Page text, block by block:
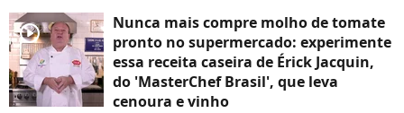
player2
Nunca mais compre molho de tomate
pronto no supermercado: experimente
essa receita caseira de Érick Jacquin,
do 'MasterChef Brasil', que leva
cenoura e vinho